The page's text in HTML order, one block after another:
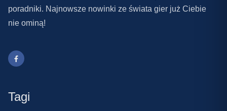
poradniki. Najnowsze nowinki ze świata gier już Ciebie
nie ominą!
Tagi